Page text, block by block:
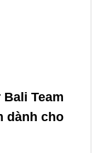
Team
dành cho